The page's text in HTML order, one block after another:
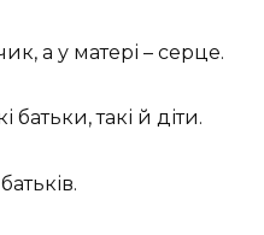
а у матері – серце.
батьки, такі й діти.